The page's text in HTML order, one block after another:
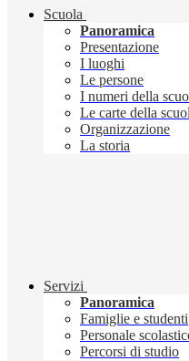
Scuola
Panoramica
Presentazione
I luoghi
Le persone
I numeri della
Le carte della
Organizzazione
La storia
Servizi
Panoramica
Famiglie e studenti
Personale
Percorsi di studio